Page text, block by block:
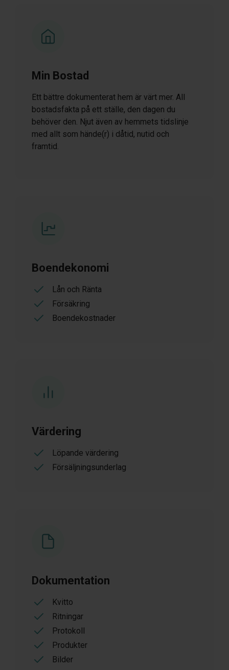
Min Bostad
Ett bättre dokumenterat hem är värt mer. All
bostadsfakta på ett ställe, den dagen du
behöver den. Njut även av hemmets tidslinje
med allt som hände(r) i dåtid, nutid och
framtid.
Boendekonomi
Lån och Ränta
Försäkring
Boendekostnader
Värdering
Löpande värdering
Försäljningsunderlag
Dokumentation
Kvitto
Ritningar
Protokoll
Produkter
Bilder